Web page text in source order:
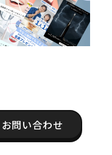
お問い合わせ